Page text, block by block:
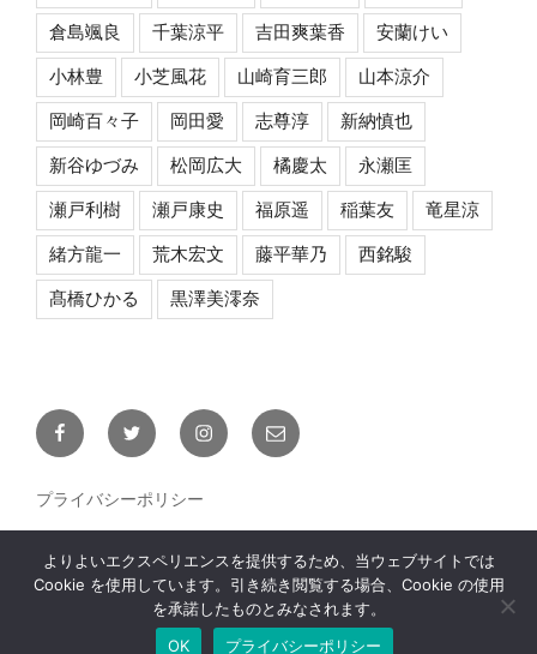
倉島颯良 千葉涼平 吉田爽葉香 安蘭けい
小林豊 小芝風花 山崎育三郎 山本涼介
岡崎百々子 岡田愛 志尊淳 新納慎也
新谷ゆづみ 松岡広大 橘慶太 永瀬匡
瀬戸利樹 瀬戸康史 福原遥 稲葉友 竜星涼
緒方龍一 荒木宏文 藤平華乃 西銘駿
髙橋ひかる 黒澤美澪奈
FacebookTwitter Instagramメ
ー
プライバシーポリシー
よりよいエクスペリエンスを提供するため、当ウェブサイトでは
Cookie を使用しています。引き続き閲覧する場合、Cookie の使用
を承諾したものとみなされます。
OK
プライバシーポリシー